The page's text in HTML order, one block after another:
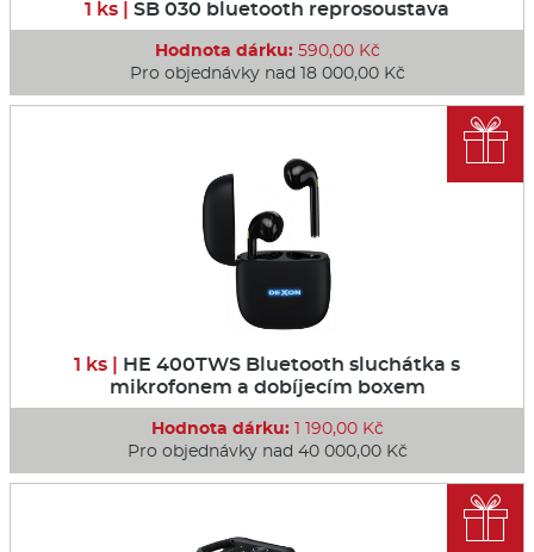
1 ks | SB 030 bluetooth reprosoustava
Hodnota dárku:590,00 Kč
Pro objednávky nad 18 000,00 Kč
1 ks | HE 400TWS Bluetooth sluchátka s
mikrofonem a dobíjecím boxem
Hodnota dárku:1 190,00 Kč
Pro objednávky nad 40 000,00 Kč

